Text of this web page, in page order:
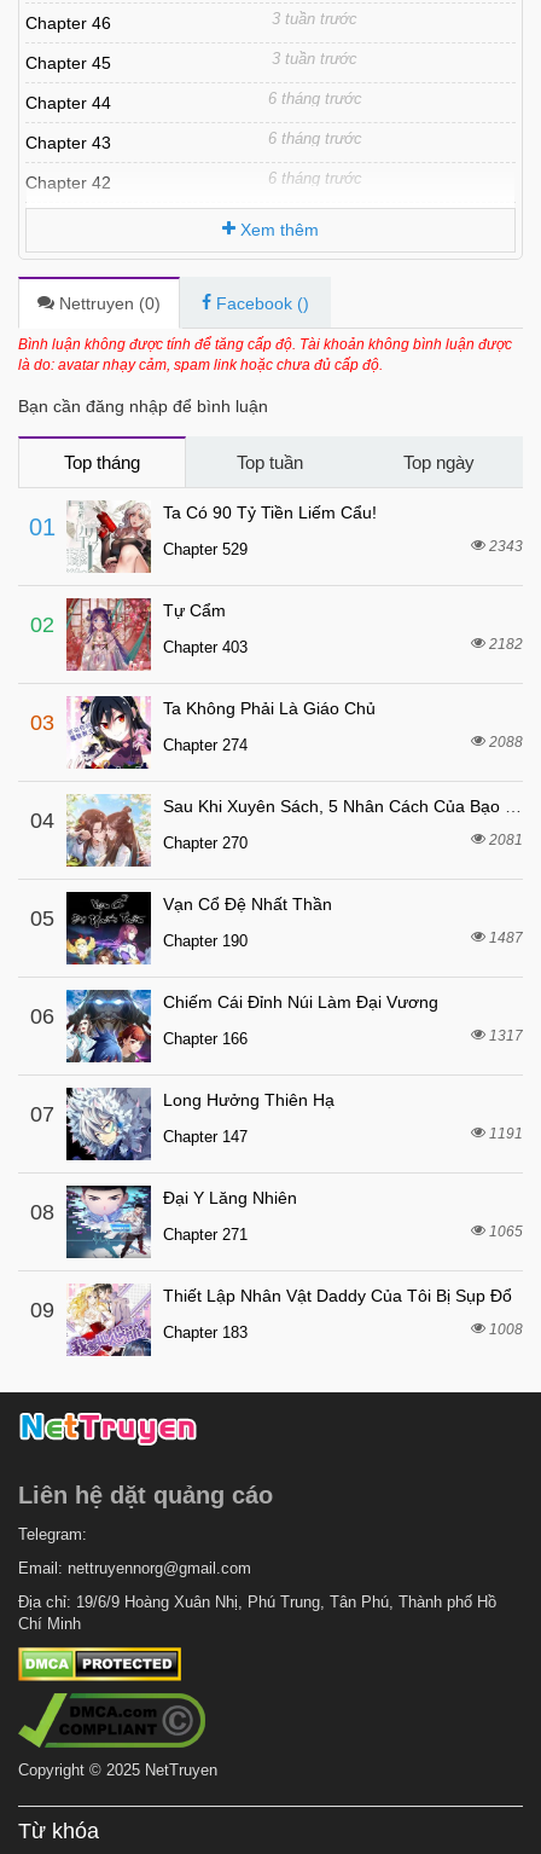
Chapter 46 3 tuần trước
Chapter 45 3 tuần trước
Chapter 44 6 tháng trước
Chapter 43 6 tháng trước
Chapter 42 6 tháng trước
Chapter 40 6 tháng trước
Chapter 39 6 tháng trước
Chapter 38 6 tháng trước
6 tháng trước
Chapter 36
Chapter 35 6 tháng trước
Chapter 34
Chapter 33
Chapter 32
Chapter 31
Chapter 30
Chapter 29
Chapter 28
Chapter 27
Chapter 26 6 tháng trước
Chapter 25
Chapter 24 6 tháng trước
Chapter 23
Chapter 22 6 tháng trước
Chapter 21
Chapter 20
Chapter 19 6 tháng trước
Chapter 18
Chapter 17 6 tháng trước
Chapter 16
Chapter 15
Chapter 14 6 tháng trước
Chapter 13
Chapter 11
Chapter 9 6 tháng trước
Chapter 8
Chapter 7
Chapter 6 6 tháng trước
Chapter 5
Chapter 4
Chapter 3
Chapter 2
Chapter 1 6 tháng trước
Xem thêm
Nettruyen (0) Facebook ()
Bình luận không được tính để tăng cấp độ. Tài khoản không bình luận được
là do: avatar nhạy cảm, spam link hoặc chưa đủ cấp độ.
Bạn cần đăng nhập để bình luận
Top tháng Top tuần Top ngày
01
Ta Có 90 Tỷ Tiền Liếm Cẩu!
Chapter 529 2343
02
Tự Cẩm
Chapter 403 2182
03
Ta Không Phải Là Giáo Chủ
Chapter 274 2088
04
Chapter 270 2081
05
Vạn Cổ Đệ Nhất Thần
Chapter 190 1487
06
Chiếm Cái Đỉnh Núi Làm Đại Vương
Chapter 166 1317
07
Long Hưởng Thiên Hạ
Chapter 147 1191
08
Đại Y Lăng Nhiên
Chapter 271 1065
09
Thiết Lập Nhân Vật Daddy Của Tôi Bị Sụp Đổ
Chapter 183 1008
Liên hệ dặt quảng cáo
Telegram:
Email: nettruyennorg@gmail.com
Địa chỉ: 19/6/9 Hoàng Xuân Nhị, Phú Trung, Tân Phú, Thành phố Hồ
Chí Minh
Copyright © 2025 NetTruyen
Từ khóa